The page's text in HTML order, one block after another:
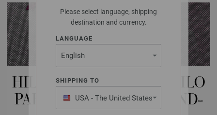
Please select language, shipping
destination and currency.
LANGUAGE
SHIPPING TO
USA - The United States
of America
HILOS LANA GROSSA | HILO
PARA CALCETINES | HAND-